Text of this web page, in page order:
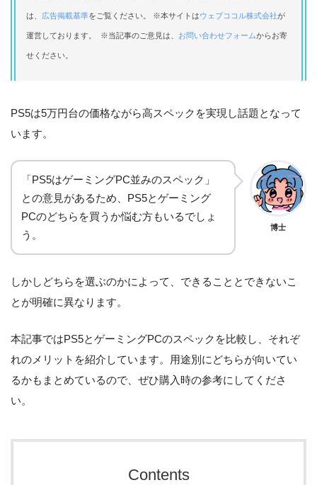
は、 広告掲載基準をご覧ください。 ※本サイトはウェブココル株式会社が
運営しております。 ※当記事のご意見は、 お問い合わせフォームからお寄
せください。
PS5は5万円台の価格ながら高スペックを実現し話題となって
います。
「PS5はゲーミングPC並みのスペック」
との意見があるため、PS5とゲーミング
PCのどちらを買うか悩む方もいるでしょ
う。
博士
しかしどちらを選ぶのかによって、できることとできないこ
とが明確に異なります。
本記事ではPS5とゲーミングPCのスペックを比較し、それぞ
れのメリットを紹介しています。用途別にどちらが向いてい
るかもまとめているので、ぜひ購入時の参考にしてくださ
い。
Contents